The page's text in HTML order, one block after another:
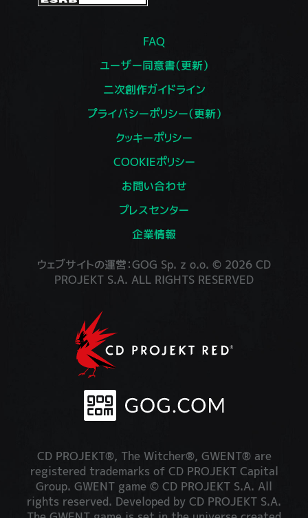
FAQ
ユーザー同意書（更新）
二次創作ガイドライン
プライバシーポリシー（更新）
クッキーポリシー
COOKIEポリシー
お問い合わせ
プレスセンター
企業情報
ウェブサイトの運営：GOG Sp. z o.o. © 2026 CD
PROJEKT S.A. ALL RIGHTS RESERVED
CD PROJEKT®, The Witcher®, GWENT® are
registered trademarks of CD PROJEKT Capital
Group. GWENT game © CD PROJEKT S.A. All
rights reserved. Developed by CD PROJEKT S.A.